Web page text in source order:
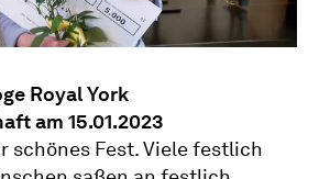
Royal York
am 15.01.2023
schönes Fest. Viele festlich